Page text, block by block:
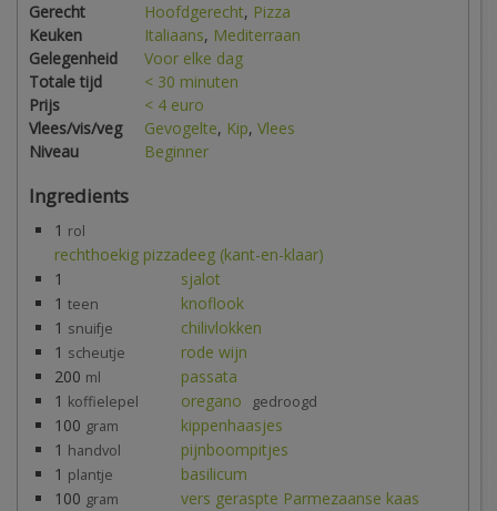
Gerecht Hoofdgerecht, Pizza
Keuken
Italiaans, Mediterraan
Gelegenheid
Voor elke dag
Totale tijd
< 30 minuten
Prijs
< 4 euro
Vlees/vis/veg
Gevogelte, Kip, Vlees
Niveau
Beginner
Ingredients
1 rol
rechthoekig pizzadeeg (kant-en-klaar)
1
sjalot
1 teen
knoflook
1 snuifje
chilivlokken
1 scheutje
rode wijn
200 ml
passata
1 koffielepel oregano gedroogd
100 gram
kippenhaasjes
1 handvol
pijnboompitjes
1 plantje
basilicum
100 gram
vers geraspte Parmezaanse kaas